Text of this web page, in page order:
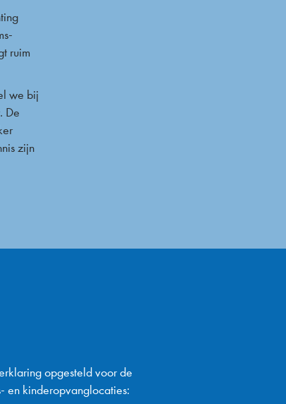
ruim
we bij
De
zijn
opgesteld voor de
en kinderopvanglocaties: